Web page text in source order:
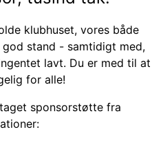
klubhuset, vores både
stand - samtidigt med,
lavt. Du er med til at
for alle!
sponsorstøtte fra